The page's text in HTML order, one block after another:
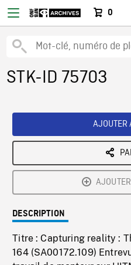
0
STK-ID 75703
AJOUTER
DESCRIPTION
Titre : Capturing reality :
164 (SA00172.109)